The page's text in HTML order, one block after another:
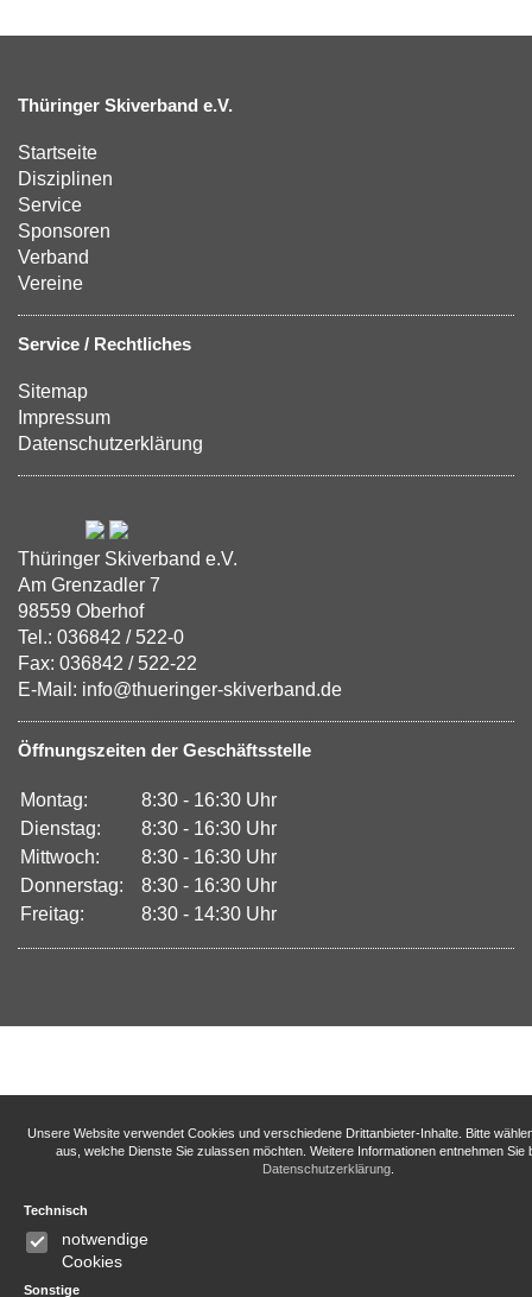
Thüringer Skiverband e.V.
Startseite
Disziplinen
Service
Sponsoren
Verband
Vereine
Service / Rechtliches
Sitemap
Impressum
Datenschutzerklärung
Thüringer Skiverband e.V.
Am Grenzadler 7
98559 Oberhof
Tel.: 036842 / 522-0
Fax: 036842 / 522-22
E-Mail: info@thueringer-skiverband.de
Öffnungszeiten der Geschäftsstelle
Montag:
8:30 - 16:30 Uhr
Dienstag:
8:30 - 16:30 Uhr
Mittwoch:
8:30 - 16:30 Uhr
Donnerstag:
8:30 - 16:30 Uhr
Freitag:
8:30 - 14:30 Uhr
Unsere Website verwendet Cookies und verschiedene Drittanbieter-Inhalte. Bitte
aus, welche Dienste Sie zulassen möchten. Weitere Informationen entnehmen Sie
Datenschutzerklärung.
Technisch
notwendige
Cookies
Sonstige